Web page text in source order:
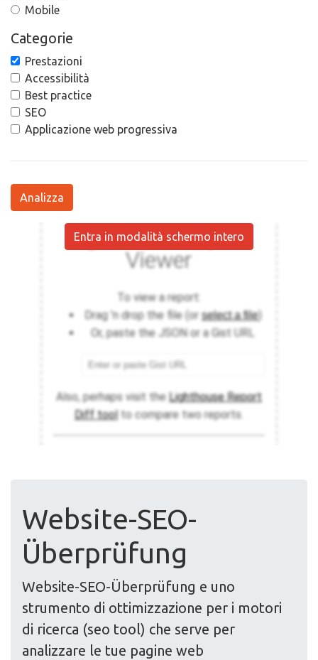
Mobile
Categorie
Prestazioni
Accessibilità
Best practice
SEO
Applicazione web progressiva
Analizza
Entra in modalità schermo intero
Website-SEO-
Überprüfung
Website-SEO-Überprüfung e uno
strumento di ottimizzazione per i motori
di ricerca (seo tool) che serve per
analizzare le tue pagine web